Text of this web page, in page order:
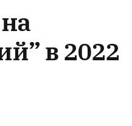
в 2022